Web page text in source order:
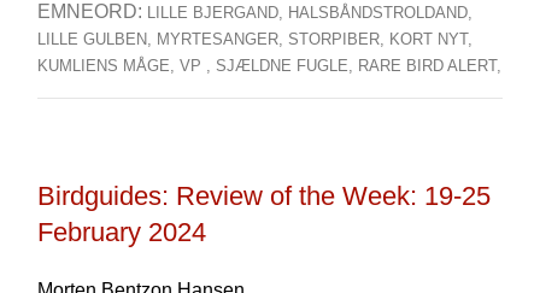
EMNEORD: LILLE BJERGAND, HALSBÅNDSTROLDAND,
LILLE GULBEN, MYRTESANGER, STORPIBER, KORT NYT,
KUMLIENS MÅGE, VP , SJÆLDNE FUGLE, RARE BIRD ALERT,
Birdguides: Review of the Week: 19-25
February 2024